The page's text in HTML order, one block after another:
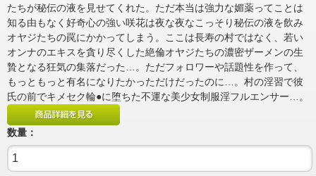
たちが秘伝の液を見せてくれた。ただ本当は強力な媚薬ってことは
知る由もなく好奇心の強い咲花は夜な夜なこっそり秘伝の液を飲み
オヤジたちの罠にかかってしまう。ここは長寿の村ではなく、若い
オンナのエキスを貪り尽くした絶倫オヤジたちの濃密ザーメンの生
贄となる狂気の集落だった…。ただフォロワーや話題性を作って、
もっともっと有名になりたかっただけだったのに…。村の淫習で彼
氏の前でキメセク輪●に堕ちた不運な美少女制服淫フルエンサー…。
数量：